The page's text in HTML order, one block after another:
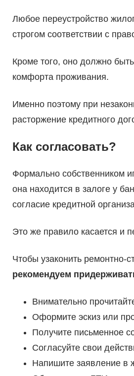
Любое переустройство
строгом соответствии с
Кроме того, оно должно
комфорта проживания.
Именно поэтому при
расторжение кредитного
Как согласовать?
Формально собственником
она находится в залоге у
согласие кредитной
Это же правило касается и
Чтобы узаконить ремонтно-
рекомендуем
Внимательно
Оформите эскиз или
Получите письменное
Согласуйте свои
Напишите заявление в